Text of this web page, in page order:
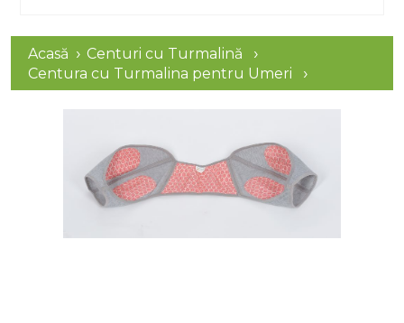
Acasă
Centuri cu Turmalină
Centura cu Turmalina pentru Umeri